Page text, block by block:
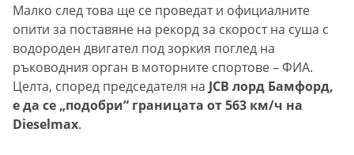
Малко след това ще се проведат и официалните
опити за поставяне на рекорд за скорост на суша с
водороден двигател под зоркия поглед на
ръководния орган в моторните спортове – ФИА.
Целта, според председателя на JCB лорд Бамфорд,
е да се „подобри“ границата от 563 км/ч на
Dieselmax.